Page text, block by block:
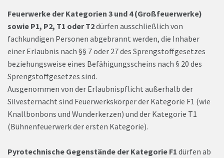
Feuerwerke der Kategorien 3 und 4 (Großfeuerwerke)
sowie P1, P2, T1 oder T2dürfen ausschließlich von
fachkundigen Personen abgebrannt werden, die Inhaber
einer Erlaubnis nach §§ 7 oder 27 des Sprengstoffgesetzes
beziehungsweise eines Befähigungsscheins nach § 20 des
Sprengstoffgesetzes sind.
Ausgenommen von der Erlaubnispflicht außerhalb der
Silvesternacht sind Feuerwerkskörper der Kategorie F1 (wie
Knallbonbons und Wunderkerzen) und der Kategorie T1
(Bühnenfeuerwerk der ersten Kategorie).
Pyrotechnische Gegenstände der Kategorie F1 dürfen ab